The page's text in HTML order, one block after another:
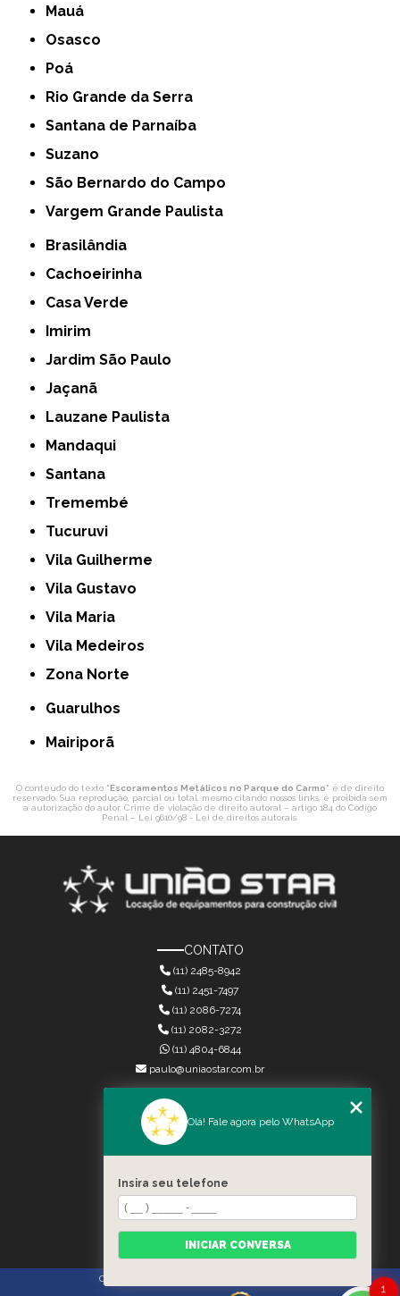
Mauá
Osasco
Poá
Rio Grande da Serra
Santana de Parnaíba
Suzano
São Bernardo do Campo
Vargem Grande Paulista
Brasilândia
Cachoeirinha
Casa Verde
Imirim
Jardim São Paulo
Jaçanã
Lauzane Paulista
Mandaqui
Santana
Tremembé
Tucuruvi
Vila Guilherme
Vila Gustavo
Vila Maria
Vila Medeiros
Zona Norte
Guarulhos
Mairiporã
O conteúdo do texto "Escoramentos Metálicos no Parque do Carmo" é de direito
reservado. Sua reprodução, parcial ou total, mesmo citando nossos links, é proibida sem
a autorização do autor. Crime de violação de direito autoral – artigo 184 do Código
Penal – Lei 9610/98 - Lei de direitos autorais
CONTATO
(11) 2485-8942
(11) 2451-7497
(11) 2086-7274
(11) 4804-6844
(11) 2082-3272
paulo@uniaostar.com.br
MENU
QUEM SOMOS
SERVIÇOS
CONTATO
CATEGORIAS
MAPA DO SITE
Copyright © União Star. (Lei 9610 de 19/02/1998)
1
Olá! Fale agora pelo WhatsApp
Insira seu telefone
INICIAR CONVERSA